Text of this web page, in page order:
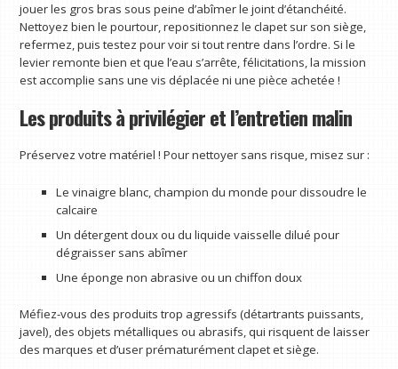
jouer les gros bras sous peine d’abîmer le joint d’étanchéité.
Nettoyez bien le pourtour, repositionnez le clapet sur son siège,
refermez, puis testez pour voir si tout rentre dans l’ordre. Si le
levier remonte bien et que l’eau s’arrête, félicitations, la mission
est accomplie sans une vis déplacée ni une pièce achetée !
Les produits à privilégier et l’entretien malin
Préservez votre matériel ! Pour nettoyer sans risque, misez sur :
Le vinaigre blanc, champion du monde pour dissoudre le
calcaire
Un détergent doux ou du liquide vaisselle dilué pour
dégraisser sans abîmer
Une éponge non abrasive ou un chiffon doux
Méfiez-vous des produits trop agressifs (détartrants puissants,
javel), des objets métalliques ou abrasifs, qui risquent de laisser
des marques et d’user prématurément clapet et siège.